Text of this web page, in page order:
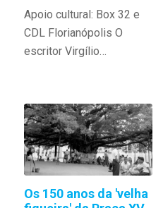
Apoio cultural: Box 32 e
CDL Florianópolis O
escritor Virgílio…
Os 150 anos da 'velha